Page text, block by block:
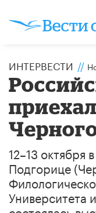
ИНТЕРВЕСТИ //
12–13 октября
Подгорице
Университета